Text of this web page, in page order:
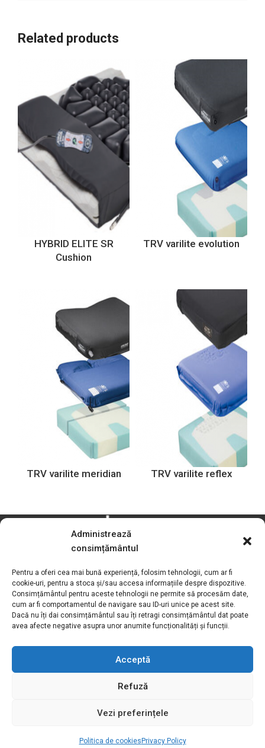
Administrează
consimțământul
Pentru a oferi cea mai bună experiență, folosim tehnologii, cum ar fi
cookie-uri, pentru a stoca și/sau accesa informațiile despre dispozitive.
Consimțământul pentru aceste tehnologii ne permite să procesăm date,
cum ar fi comportamentul de navigare sau ID-uri unice pe acest site.
Dacă nu îți dai consimțământul sau îți retragi consimțământul dat poate
avea afecte negative asupra unor anumite funcționalități și funcții.
Acceptă
Refuză
Vezi preferințele
Politica de cookies Privacy Policy
Related products
HYBRID ELITE SR
Cushion
TRV varilite evolution
TRV varilite meridian TRV varilite reflex
Motivation S.R.L
Adress:Str. Podișor nr.1, loc. Buda
com. Cornetu, jud. Ilfov, România
0800.030.762
Phone / Fax: +4021.369.27.72
www.motishop.ro